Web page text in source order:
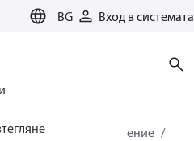
BG Вход в системата
решения за отопление